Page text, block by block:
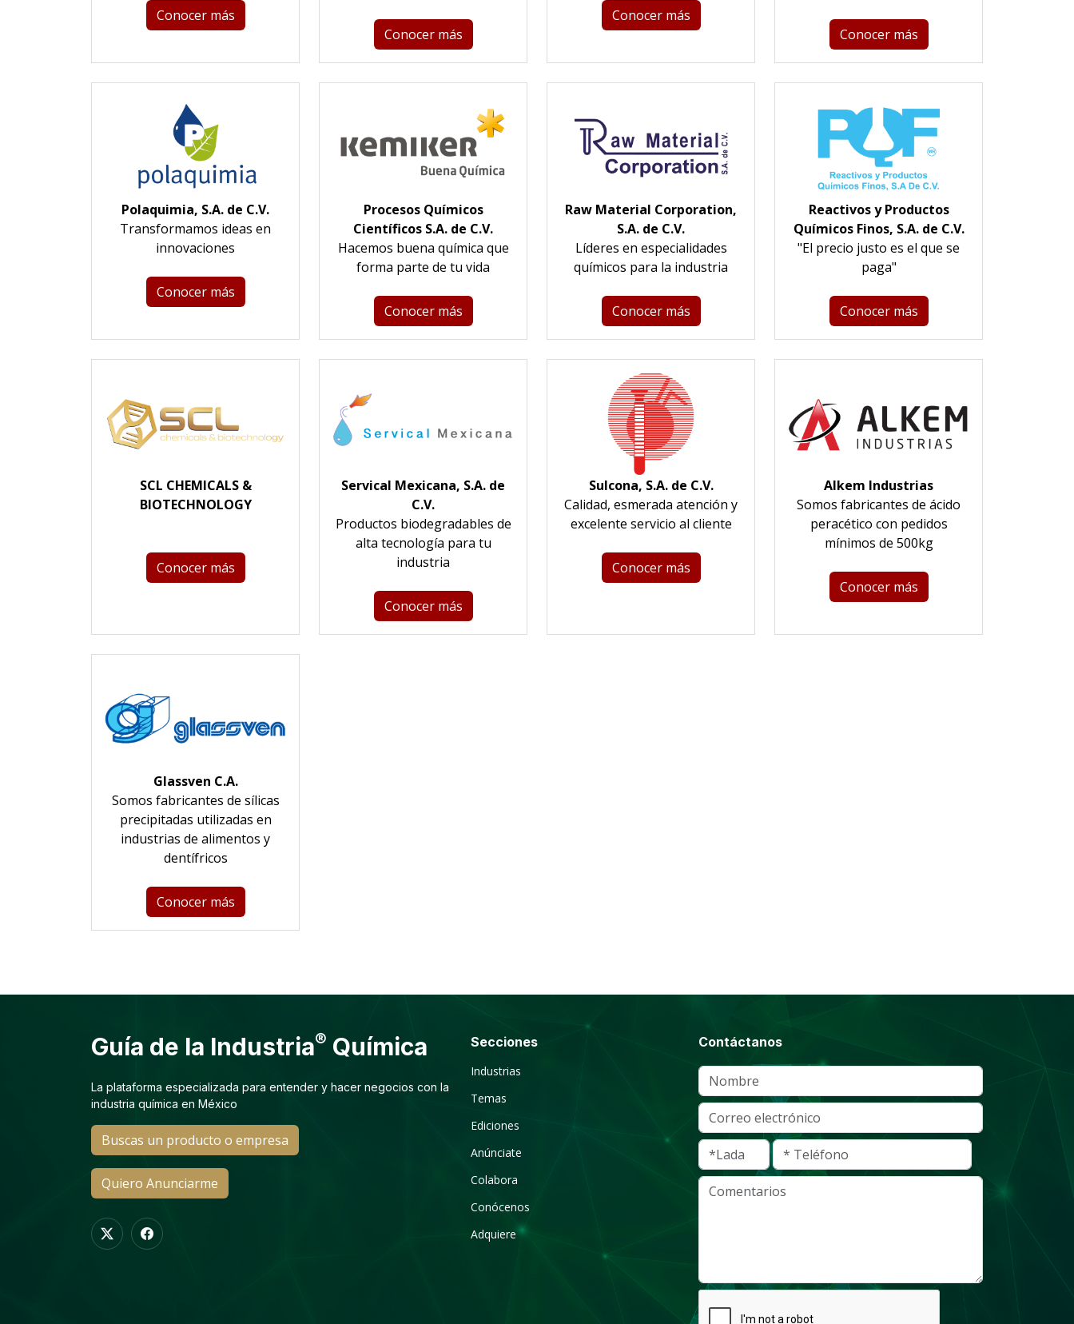
Conocer más
Conocer más
Conocer más
Conocer más
Polaquimia, S.A. de C.V.
Transformamos ideas en
innovaciones
Conocer más
Procesos Químicos
Científicos S.A. de C.V.
Hacemos buena química que
forma parte de tu vida
Conocer más
Raw Material Corporation,
S.A. de C.V.
Líderes en especialidades
químicos para la industria
Conocer más
Reactivos y Productos
Químicos Finos, S.A. de C.V.
"El precio justo es el que se
paga"
Conocer más
SCL CHEMICALS &
BIOTECHNOLOGY
Conocer más
Servical Mexicana, S.A. de
C.V.
Productos biodegradables de
alta tecnología para tu
industria
Conocer más
Sulcona, S.A. de C.V.
Calidad, esmerada atención y
excelente servicio al cliente
Conocer más
Alkem Industrias
Somos fabricantes de ácido
peracético con pedidos
mínimos de 500kg
Conocer más
Glassven C.A.
Somos fabricantes de sílicas
precipitadas utilizadas en
industrias de alimentos y
dentífricos
Conocer más
Guía de la Industria® Química
La plataforma especializada para entender y hacer negocios con la
industria química en México
Buscas un producto o empresa
Quiero Anunciarme
Secciones
Industrias
Temas
Ediciones
Anúnciate
Colabora
Conócenos
Adquiere
Contáctanos